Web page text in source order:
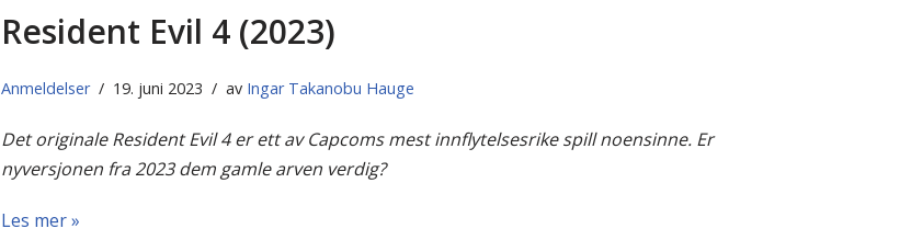
Resident Evil 4 (2023)
Anmeldelser 19. juni 2023 av Ingar Takanobu Hauge
Det originale Resident Evil 4 er ett av Capcoms mest innflytelsesrike spill noensinne. Er
nyversjonen fra 2023 dem gamle arven verdig?
Les mer »